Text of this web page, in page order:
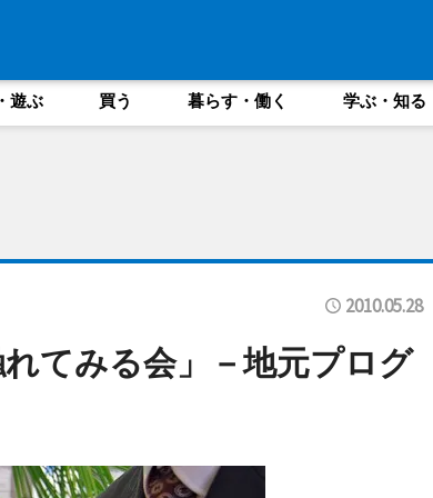
遊ぶ 買う 暮らす・働く 学ぶ・知る
2010.05.28
てみる会」－地元プログ